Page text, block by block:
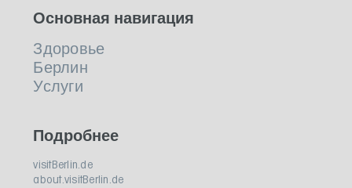
Основная навигация
Здоровье
Берлин
Услуги
Подробнее
visitBerlin.de
about.visitBerlin.de